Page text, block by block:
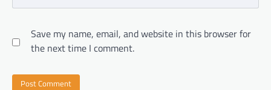
Save my name, email, and website in this browser for
the next time I comment.